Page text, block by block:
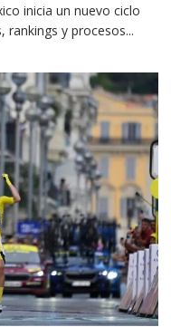
inicia un nuevo ciclo
y procesos...